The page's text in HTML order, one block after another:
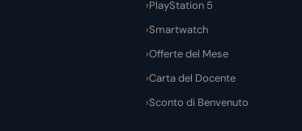
PlayStation 5
Smartwatch
Offerte del Mese
Carta del Docente
Sconto di Benvenuto